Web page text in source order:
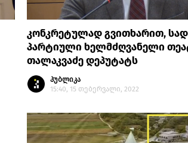
კონკრეტულად გვითხარით, სად
პარტიული ხელმძღვანელი
თალაკვაძე დეპუტატს
პუბლიკა
15:40, 15 თებერვალი, 2022